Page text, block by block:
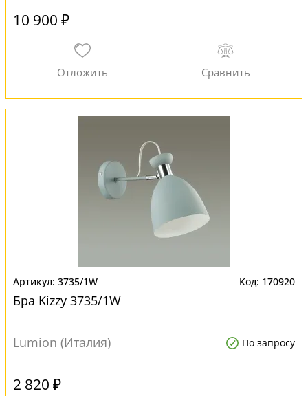
10 900 ₽
3735/1W 170920
Бра Kizzy 3735/1W
Lumion (Италия) По запросу
2 820 ₽